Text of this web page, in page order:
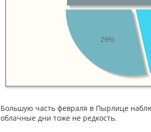
29%
Большую часть февраля в Пырлице
облачные дни тоже не редкость.